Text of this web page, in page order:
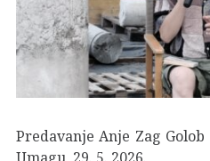
Predavanje Anje Zag
Umagu, 29. 5. 2026.